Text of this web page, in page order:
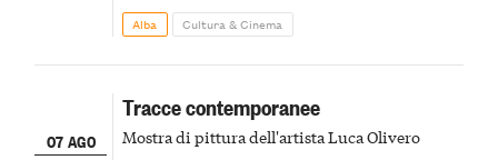
Alba Cultura & Cinema
07 AGO
Tracce contemporanee
Mostra di pittura dell'artista Luca Olivero